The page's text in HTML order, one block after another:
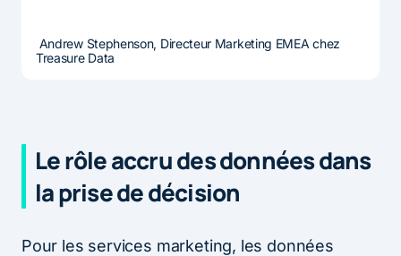
Andrew Stephenson, Directeur Marketing EMEA chez
Treasure Data
Le rôle accru des données dans
la prise de décision
Pour les services marketing, les données